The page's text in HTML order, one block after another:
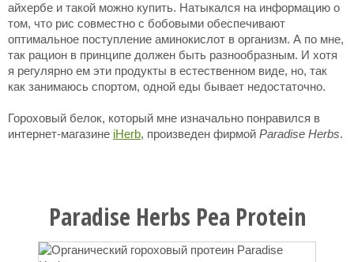
айхербе и такой можно купить. Натыкался на информацию о
том, что рис совместно с бобовыми обеспечивают
оптимальное поступление аминокислот в организм. А по мне,
так рацион в принципе должен быть разнообразным. И хотя
я регулярно ем эти продукты в естественном виде, но, так
как занимаюсь спортом, одной еды бывает недостаточно.
Гороховый белок, который мне изначально понравился в
интернет-магазине iHerb, произведен фирмой Paradise Herbs.
Paradise Herbs Pea Protein